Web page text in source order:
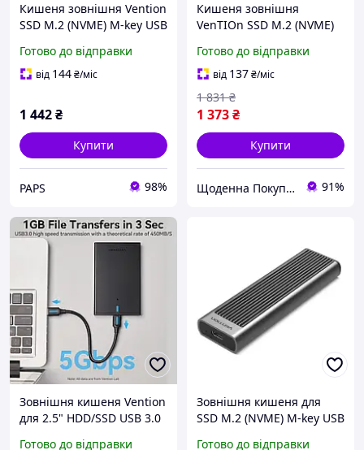
Кишеня зовнішня Vention
SSD M.2 (NVME) M-key USB
Sink Aluminum (KPKH0)
Готово до відправки
від 144₴/міс
1 442₴
Купити
PAPS 98%
Кишеня зовнішня
VenТІОn SSD М.2 (NVМE)
10GВРs НeАТ SІnК
АluМІnuМ (КРКН0)
Готово до відправки
від 137₴/міс
1 373₴
1 831 ₴
Купити
Щоденна Покупка 91%
Зовнішня кишеня Vention
для 2.5" HDD/SSD USB 3.0
Готово до відправки
Зовнішня кишеня для
SSD M.2 (NVME) M-key USB
Готово до відправки